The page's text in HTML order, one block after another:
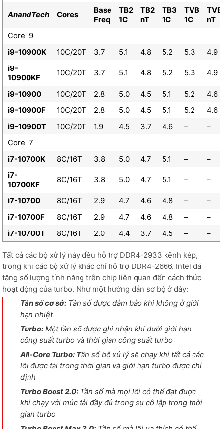
AnandTech Cores
Base
Freq
TB2
1C
TB2
nT
TB3
1C
TVB
1C
nT
Core i9
i9-10900K
10C/20T 3.7 5.1 4.8 5.2 5.3
4.9
i9-
10900KF
10C/20T 3.7 5.1 4.8 5.2 5.3 4.9
i9-10900 10C/20T 2.8 5.0 4.5 5.1 5.2
4.6
i9-10900F
10C/20T 2.8 5.0 4.5 5.1 5.2
4.6
i9-10900T
10C/20T 1.9 4.5 3.7 4.6 –
–
Core i7
i7-10700K
8C/16T 3.8 5.0 4.7 5.1 –
–
i7-
10700KF
8C/16T 3.8 5.0 4.7 5.1 – –
i7-10700 8C/16T 2.9 4.7 4.6 4.8 –
–
i7-10700F
8C/16T 2.9 4.7 4.6 4.8 –
–
i7-10700T
8C/16T 2.0 4.4 3.7 4.5 – –
Tất cả các bộ xử lý này đều hỗ trợ DDR4-2933 kênh kép,
trong khi các bộ xử lý khác chỉ hỗ trợ DDR4-2666. Intel đã
tăng số lượng tính năng trên chip liên quan đến cách thức
hoạt động của turbo. Như một hướng dẫn sơ bộ ở đây:
Tần số cơ sở:Tần số được đảm bảo khi không ở giới
hạn nhiệt
Turbo:Một tần số được ghi nhận khi dưới giới hạn
công suất turbo và thời gian công suất turbo
All-Core Turbo: Tần số bộ xử lý sẽ chạy khi tất cả các
lõi được tải trong thời gian và giới hạn turbo được chỉ
định
Turbo Boost 2.0:Tần số mà mọi lõi có thể đạt được
khi chạy với mức tải đầy đủ trong sự cô lập trong thời
gian turbo